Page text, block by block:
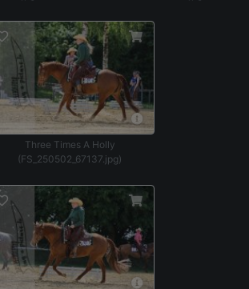
Three Times A Holly
(FS_250502_67137.jpg)